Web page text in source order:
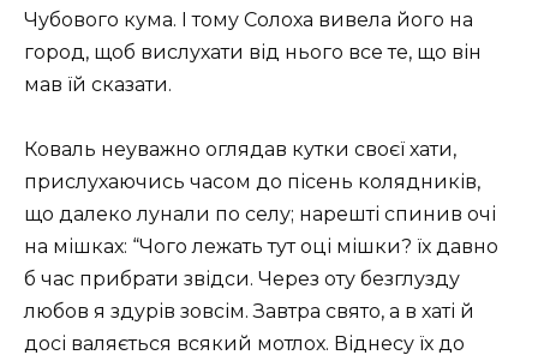
Чубового кума. І тому Солоха вивела його на
город, щоб вислухати від нього все те, що він
мав їй сказати.
Коваль неуважно оглядав кутки своєї хати,
прислухаючись часом до пісень колядників,
що далеко лунали по селу; нарешті спинив очі
на мішках: “Чого лежать тут оці мішки? їх давно
б час прибрати звідси. Через оту безглузду
любов я здурів зовсім. Завтра свято, а в хаті й
досі валяється всякий мотлох. Віднесу їх до